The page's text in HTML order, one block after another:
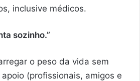
inclusive médicos.
sozinho.”
o peso da vida sem
(profissionais, amigos e